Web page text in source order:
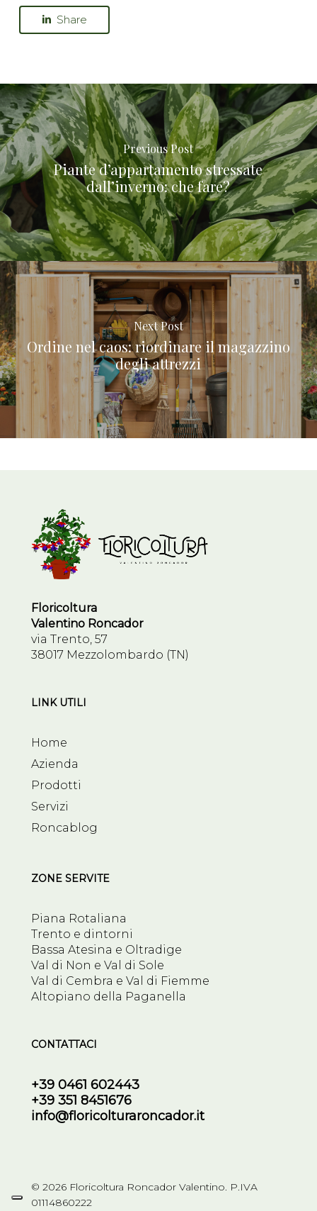
Share
Previous Post
Piante d’appartamento stressate
dall’inverno: che fare?
Next Post
Ordine nel caos: riordinare il magazzino
degli attrezzi
Floricoltura
Valentino Roncador
via Trento, 57
38017 Mezzolombardo (TN)
LINK UTILI
Home
Azienda
Prodotti
Servizi
Roncablog
ZONE SERVITE
Piana Rotaliana
Trento e dintorni
Bassa Atesina e Oltradige
Val di Non e Val di Sole
Val di Cembra e Val di Fiemme
Altopiano della Paganella
CONTATTACI
+39 0461 602443
+39 351 8451676
info@floricolturaroncador.it
© 2026 Floricoltura Roncador Valentino. P.IVA
01114860222